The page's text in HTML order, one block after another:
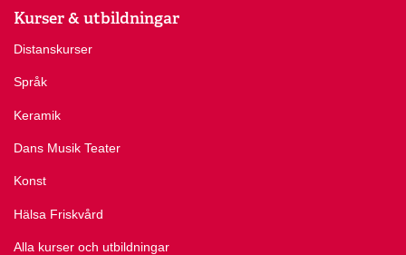
Kurser & utbildningar
Distanskurser
Språk
Keramik
Dans Musik Teater
Konst
Hälsa Friskvård
Alla kurser och utbildningar